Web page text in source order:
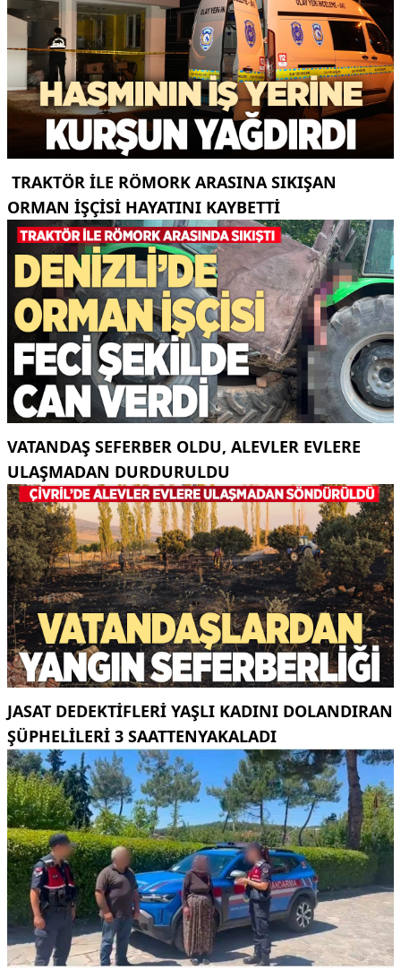
TRAKTÖR ILE RÖMORK ARASINA SIKIŞAN
ORMAN IŞÇISI HAYATINI KAYBETTI
VATANDAŞ SEFERBER OLDU, ALEVLER EVLERE
ULAŞMADAN DURDURULDU
JASAT DEDEKTIFLERI YAŞLI KADINI DOLANDIRAN
ŞÜPHELILERI 3 SAATTENYAKALADI